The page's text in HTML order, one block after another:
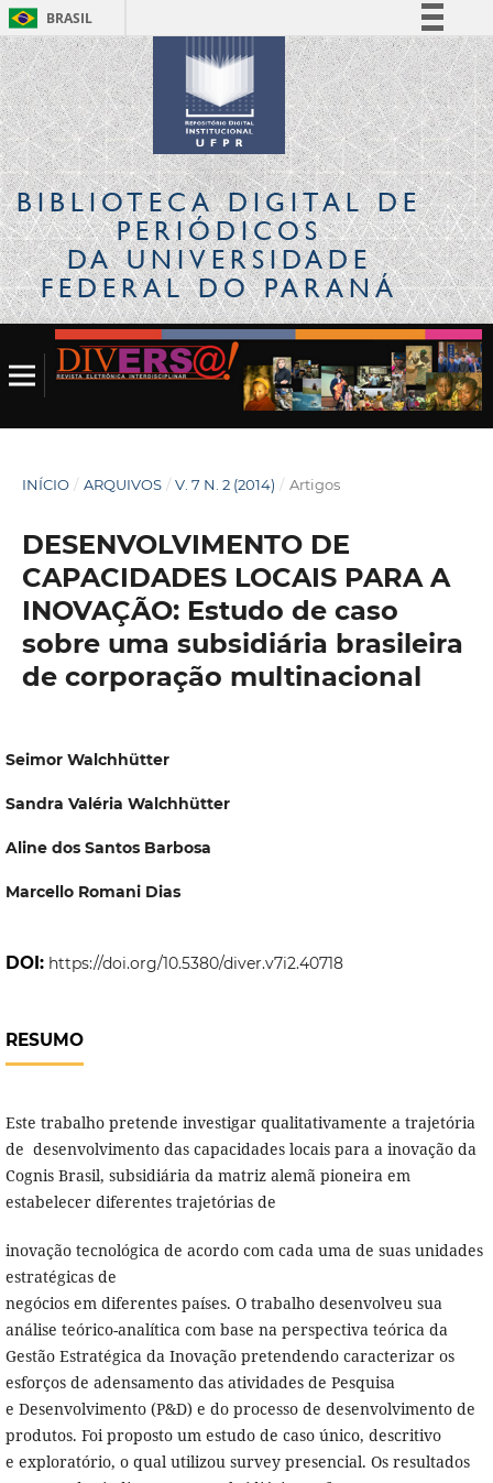
BRASIL
Simplifique!
Comunica BR
Participe
Acesso à informação
Legislação
Canais
BIBLIOTECA DIGITALDE
PERIÓDICOS
DA UNIVERSIDADE
FEDERAL DO PARANÁ
INÍCIO / ARQUIVOS / V. 7 N. 2 (2014) / Artigos
DESENVOLVIMENTO DE
CAPACIDADES LOCAIS PARA A
INOVAÇÃO: Estudo de caso
sobre uma subsidiária brasileira
de corporação multinacional
Seimor Walchhütter
Sandra Valéria Walchhütter
Aline dos Santos Barbosa
Marcello Romani Dias
DOI: https://doi.org/10.5380/diver.v7i2.40718
RESUMO
Este trabalho pretende investigar qualitativamente a trajetória
de desenvolvimento das capacidades locais para a inovação da
Cognis Brasil, subsidiária da matriz alemã pioneira em
estabelecer diferentes trajetórias de
inovação tecnológica de acordo com cada uma de suas unidades
estratégicas de
negócios em diferentes países. O trabalho desenvolveu sua
análise teórico-analítica com base na perspectiva teórica da
Gestão Estratégica da Inovação pretendendo caracterizar os
esforços de adensamento das atividades de Pesquisa
e Desenvolvimento (P&D) e do processo de desenvolvimento de
produtos. Foi proposto um estudo de caso único, descritivo
e exploratório, o qual utilizou survey presencial. Os resultados